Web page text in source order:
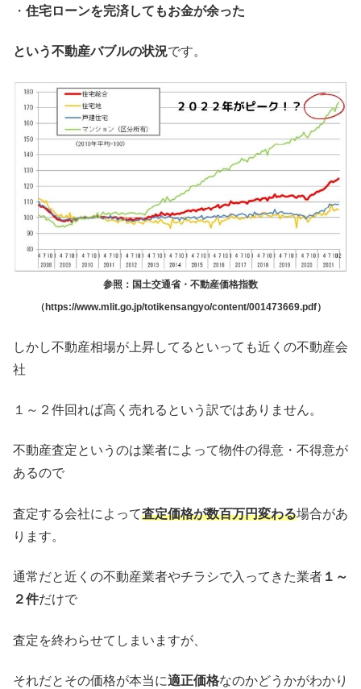
・ 住宅ローンを完済してもお金が余った
という不動産バブルの状況です。
参照：国土交通省・不動産価格指数
（https://www.mlit.go.jp/totikensangyo/content/001473669.pdf）
しかし不動産相場が上昇してるといっても近くの不動産会
社
１～２件回れば高く売れるという訳ではありません。
不動産査定というのは業者によって物件の得意・不得意が
あるので
査定する会社によって査定価格が数百万円変わる場合があ
ります。
通常だと近くの不動産業者やチラシで入ってきた業者 １～
２件だけで
査定を終わらせてしまいますが、
それだとその価格が本当に適正価格なのかどうかがわかり